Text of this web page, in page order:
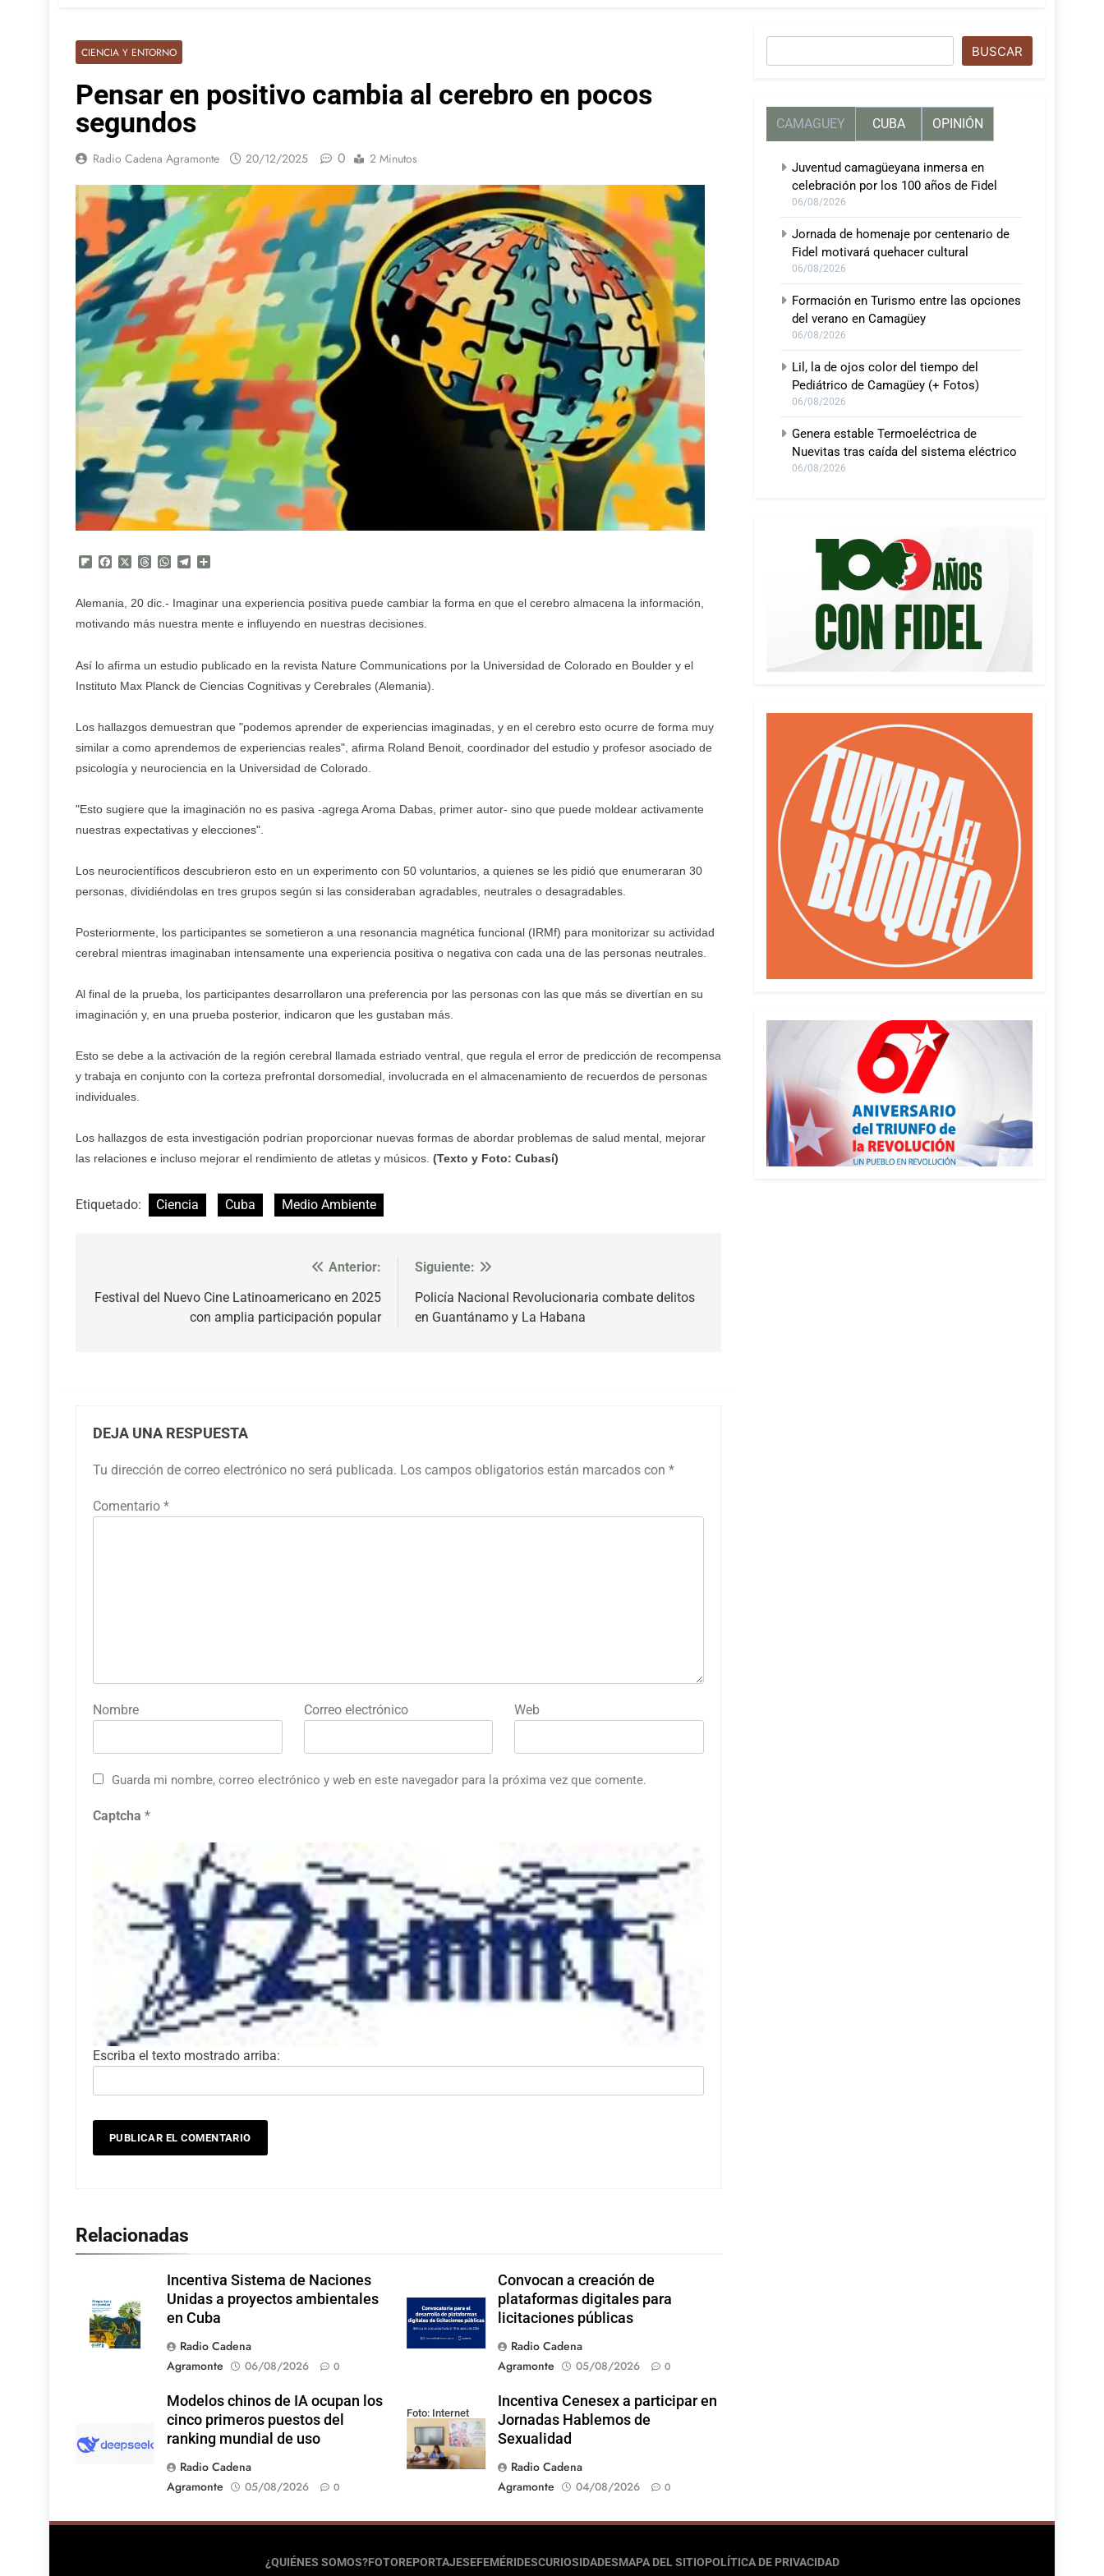
CIENCIA Y ENTORNO
Pensar en positivo cambia al cerebro en pocos
segundos
Radio Cadena Agramonte 20/12/2025 0 2 Minutos
Flipboard
FacebookThreadsWhatsApp
Telegram
Alemania, 20 dic.- Imaginar una experiencia positiva puede cambiar la forma en que el cerebro almacena la información,
motivando más nuestra mente e influyendo en nuestras decisiones.
Así lo afirma un estudio publicado en la revista Nature Communications por la Universidad de Colorado en Boulder y el
Instituto Max Planck de Ciencias Cognitivas y Cerebrales (Alemania).
Los hallazgos demuestran que "podemos aprender de experiencias imaginadas, y en el cerebro esto ocurre de forma muy
similar a como aprendemos de experiencias reales", afirma Roland Benoit, coordinador del estudio y profesor asociado de
psicología y neurociencia en la Universidad de Colorado.
"Esto sugiere que la imaginación no es pasiva -agrega Aroma Dabas, primer autor- sino que puede moldear activamente
nuestras expectativas y elecciones".
Los neurocientíficos descubrieron esto en un experimento con 50 voluntarios, a quienes se les pidió que enumeraran 30
personas, dividiéndolas en tres grupos según si las consideraban agradables, neutrales o desagradables.
Posteriormente, los participantes se sometieron a una resonancia magnética funcional (IRMf) para monitorizar su actividad
cerebral mientras imaginaban intensamente una experiencia positiva o negativa con cada una de las personas neutrales.
Al final de la prueba, los participantes desarrollaron una preferencia por las personas con las que más se divertían en su
imaginación y, en una prueba posterior, indicaron que les gustaban más.
Esto se debe a la activación de la región cerebral llamada estriado ventral, que regula el error de predicción de recompensa
y trabaja en conjunto con la corteza prefrontal dorsomedial, involucrada en el almacenamiento de recuerdos de personas
individuales.
Los hallazgos de esta investigación podrían proporcionar nuevas formas de abordar problemas de salud mental, mejorar
las relaciones e incluso mejorar el rendimiento de atletas y músicos. (Texto y Foto: Cubasí)
Etiquetado: Ciencia Cuba Medio Ambiente
de
Anterior:
Festival del Nuevo Cine Latinoamericano en 2025
con amplia participación popular
Siguiente:
Policía Nacional Revolucionaria combate delitos
en Guantánamo y La Habana
DEJA UNA RESPUESTA
Tu dirección de correo electrónico no será publicada. Los campos obligatorios están marcados con *
Comentario *
Nombre Correo electrónico Web
Guarda mi nombre, correo electrónico y web en este navegador para la próxima vez que comente.
Captcha *
Escriba el texto mostrado arriba:
Relacionadas
Incentiva Sistema de Naciones
Unidas a proyectos ambientales
en Cuba
Radio Cadena
Agramonte
06/08/2026 0
Convocan a creación de
plataformas digitales para
licitaciones públicas
Radio Cadena
Agramonte
05/08/2026 0
Modelos chinos de IA ocupan los
cinco primeros puestos del
ranking mundial de uso
Radio Cadena
Agramonte
05/08/2026 0
Foto: Internet
Incentiva Cenesex a participar en
Jornadas Hablemos de
Sexualidad
Radio Cadena
Agramonte
04/08/2026 0
BUSCAR
CAMAGUEY CUBA OPINIÓN
Juventud camagüeyana inmersa en
celebración por los 100 años de Fidel
06/08/2026
Jornada de homenaje por centenario de
Fidel motivará quehacer cultural
06/08/2026
Formación en Turismo entre las opciones
del verano en Camagüey
06/08/2026
Lil, la de ojos color del tiempo del
Pediátrico de Camagüey (+ Fotos)
06/08/2026
Genera estable Termoeléctrica de
Nuevitas tras caída del sistema eléctrico
06/08/2026
¿QUIÉNES SOMOS?FOTOREPORTAJESEFEMÉRIDESCURIOSIDADESMAPA DEL SITIOPOLÍTICA DE PRIVACIDAD